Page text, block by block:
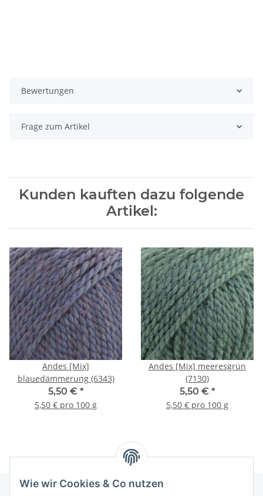
Wie wir Cookies & Co nutzen
Bewertungen
Frage zum Artikel
Kunden kauften dazu folgende
Artikel:
Andes [Mix]
blauedämmerung (6343)
5,50 € *
5,50 € pro 100 g
Andes [Mix] meeresgrün
(7130)
5,50 € *
5,50 € pro 100 g